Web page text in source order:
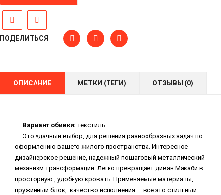
ПОДЕЛИТЬСЯ
ОПИСАНИЕ МЕТКИ (ТЕГИ) ОТЗЫВЫ (0)
Вариант обивки: текстиль
Это удачный выбор, для решения разнообразных задач по
оформлению вашего жилого пространства. Интересное
дизайнерское решение, надежный пошаговый металлический
механизм трансформации. Легко превращает диван Макаби в
просторную , удобную кровать. Применяемые материалы,
пружинный блок, качество исполнения — все это стильный